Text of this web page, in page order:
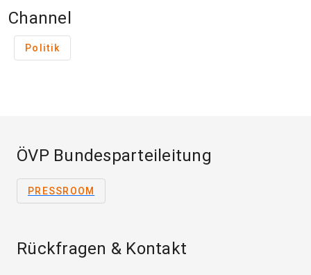
Channel
Politik
ÖVP Bundesparteileitung
PRESSROOM
Rückfragen & Kontakt